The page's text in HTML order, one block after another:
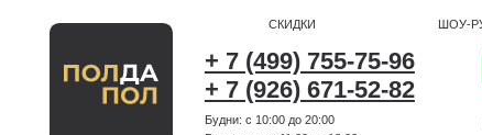
+ 7 (499) 755-75-96
+ 7 (926) 671-52-82
СКИДКИ ШОУ-РУМ
Будни: с 10:00 до 20:00
Выходные: c 11:00 до 18:00
г